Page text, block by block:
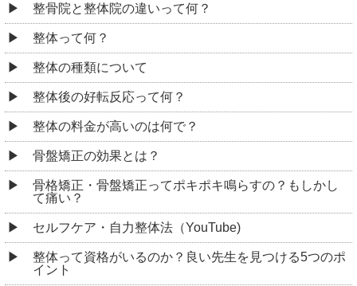
整骨院と整体院の違いって何？
整体って何？
整体の種類について
整体後の好転反応って何？
整体の料金が高いのは何で？
骨盤矯正の効果とは？
骨格矯正・骨盤矯正ってポキポキ鳴らすの？もしかし
て痛い？
セルフケア・自力整体法（YouTube)
整体って資格がいるのか？良い先生を見つける5つのポ
イント